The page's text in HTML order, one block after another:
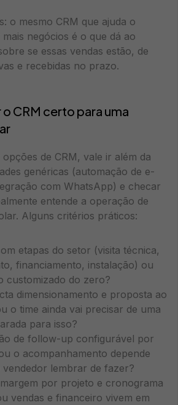
o mesmo CRM que ajuda o
negócios é o que dá ao
se essas vendas estão, de
e recebidas no prazo.
CRM certo para uma
de CRM, vale ir além da
genéricas (automação de e-
com WhatsApp) e checar
entende a operação de
Alguns critérios práticos:
etapas do setor (visita técnica,
financiamento, instalação) ou
customizado do zero?
dimensionamento e proposta ao
o time ainda vai precisar de uma
para isso?
de follow-up configurável por
o acompanhamento depende
vendedor lembrar de fazer?
por projeto e cronograma
vendas e financeiro vivem em